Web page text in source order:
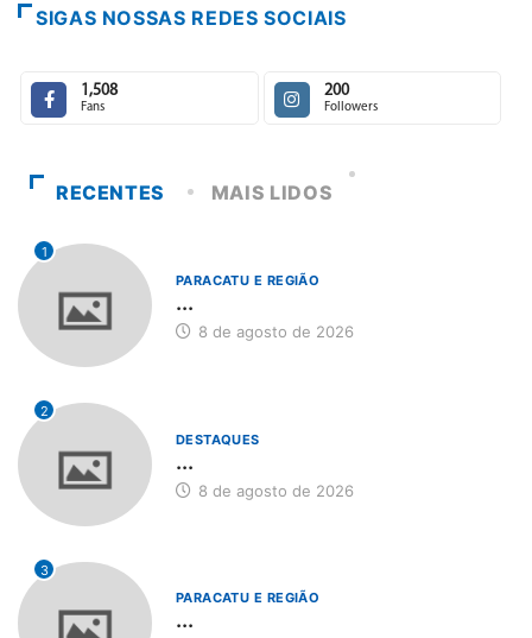
SIGAS NOSSAS REDES SOCIAIS
1,508
Fans
200
Followers
RECENTES MAIS LIDOS
1
PARACATU E REGIÃO
...
8 de agosto de 2026
2
DESTAQUES
...
8 de agosto de 2026
3
PARACATU E REGIÃO
...